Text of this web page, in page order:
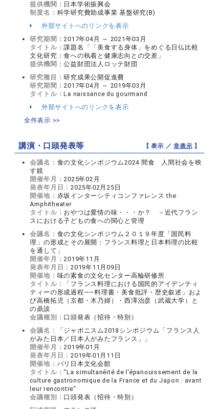
提供機関： 日本学術振興会
制度名： 科学研究費助成事業 基盤研究(B)
外部サイトへのリンクを表示
研究期間：2017年04月 ～ 2021年03月
タイトル：課題名「「美食する身体」をめぐる日仏比較
文化研究：食への執着と健康志向との交差」
提供機関：公益財団法人ロッテ財団
研究種目：研究成果公開促進費
研究期間：2017年04月 ～ 2019年03月
タイトル：La naissance du gourmand
外部サイトへのリンクを表示
全件表示 >>
講演・口頭発表等 【 表示 ／非表示 】
会議名： 食の文化シンポジウム2024 間食 人間社会を映
す鏡
開催年月：2025年02月
発表年月日：2025年02月25日
開催地： 赤坂インターシティコンファレンス the
Amphitheater
タイトル： おやつは愛情の味・・・か？ －近代フラン
スにおける子どもの食への関心と管理
会議名： 食の文化シンポジウム２０１９年度「国民料
理」の形成とその展開：フランス料理と日本料理の比較
を通して」
開催年月：2019年11月
発表年月日：2019年11月09日
開催地： 味の素食の文化センター高輪研修所
タイトル：
「フランス料理における国民的アイデンティ
ティーの形成過程——料理書・美食批評・歴史叙述」およ
び高橋拓児（京都・木乃婦）・西澤治彦（武蔵大学）と
の鼎談
会議種別： 口頭発表（招待・特別）
会議名：
「ジャポニスム2018シンポジウム「フランス人
がみた日本／日本人がみたフランス」」
開催年月：2019年01月
発表年月日：2019年01月11日
開催地： パリ日本文化会館
タイトル：“La simultanéité de l’épanouissement de la
culture gastronomique de la France et du Japon : avant
leur rencontre”
会議種別： 口頭発表（招待・特別）